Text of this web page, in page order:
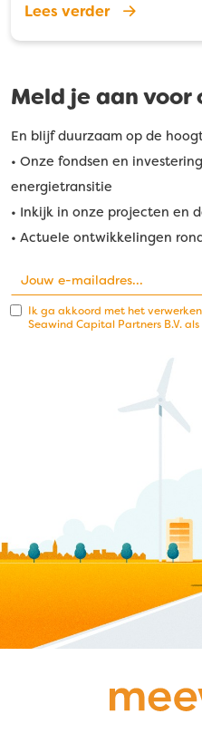
Lees verder
Meld je aan voor
En blijf duurzaam op de
• Onze fondsen en
energietransitie
• Inkijk in onze projecten en
• Actuele ontwikkelingen
Ik ga akkoord met het
Seawind Capital Partners B.V.